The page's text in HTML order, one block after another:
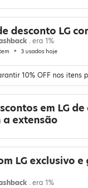
desconto LG
. era 1%
3 usados hoje
10% OFF nos
em LG
a extensão
LG exclusivo e
. era 1%